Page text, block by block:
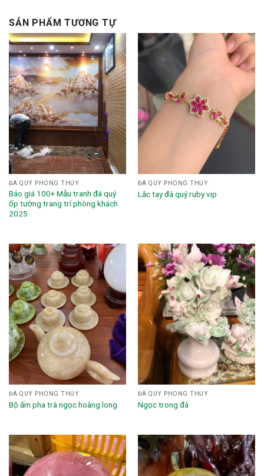
SẢN PHẨM TƯƠNG TỰ
ĐÁ QUÝ PHONG THỦY
Báo giá 100+ Mẫu tranh đá quý
ốp tường trang trí phòng khách
2025
ĐÁ QUÝ PHONG THỦY
Lắc tay đá quý ruby vip
ĐÁ QUÝ PHONG THỦY
Bộ ấm pha trà ngọc hoàng long
ĐÁ QUÝ PHONG THỦY
Ngọc trong đá